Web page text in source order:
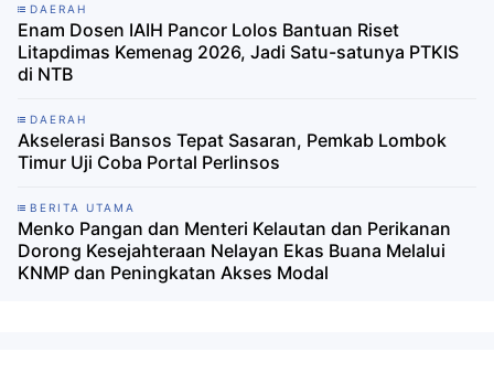
DAERAH
Enam Dosen IAIH Pancor Lolos Bantuan Riset
Litapdimas Kemenag 2026, Jadi Satu-satunya PTKIS
di NTB
DAERAH
Akselerasi Bansos Tepat Sasaran, Pemkab Lombok
Timur Uji Coba Portal Perlinsos
BERITA UTAMA
Menko Pangan dan Menteri Kelautan dan Perikanan
Dorong Kesejahteraan Nelayan Ekas Buana Melalui
KNMP dan Peningkatan Akses Modal